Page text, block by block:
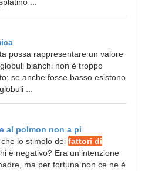
possa rappresentare un valore
bianchi non è troppo
se anche fosse basso esistono
...
al polmon non a pi
lo stimolo dei fattori di
è negativo? Era un'intenzione
ma per fortuna non ce ne è